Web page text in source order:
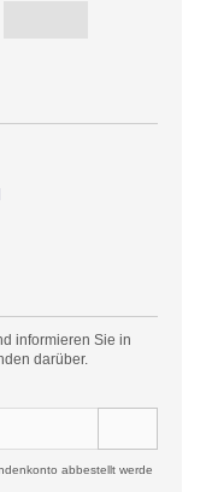
informieren Sie in
darüber.
abbestellt werde